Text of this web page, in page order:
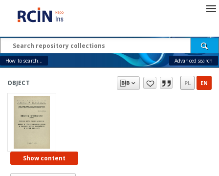
How to search... Advanced search
OBJECT PL EN
Show content